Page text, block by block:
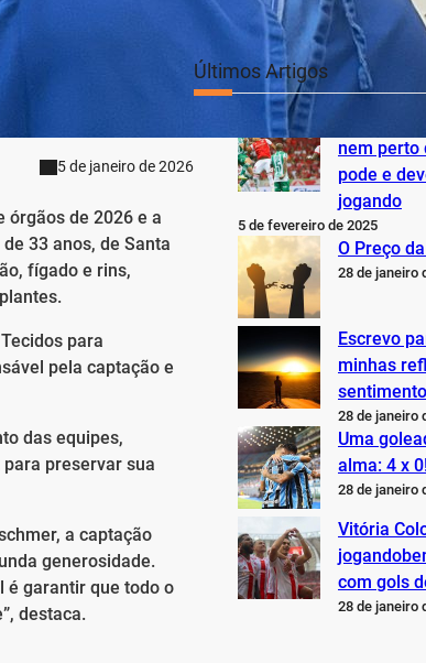
5 de janeiro de 2026
órgãos de 2026 e a
33 anos, de Santa
fígado e rins,
para
pela captação e
das equipes,
preservar sua
a captação
generosidade.
é garantir que todo o
destaca.
Últimos Artigos
O Inter
nem perto
pode e
jogando
5 de fevereiro de 2025
O Preço
28 de janeiro
Escrevo
minhas
28 de janeiro
Uma
alma: 4 x
28 de janeiro
Vitória
com gols
28 de janeiro